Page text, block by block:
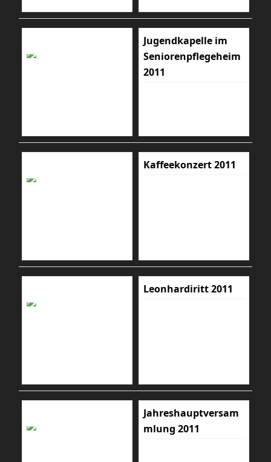
Jugendkapelle im
Seniorenpflegeheim
2011
Kaffeekonzert 2011
Leonhardiritt 2011
Jahreshauptversam
mlung 2011